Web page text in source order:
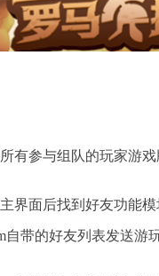
有参与组队的玩家游
界面后找到好友功能
带的好友列表发送游